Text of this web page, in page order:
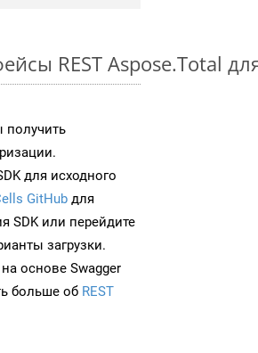
REST Aspose.Total
получить
для исходного
GitHub для
SDK или перейдите
загрузки.
основе Swagger
больше об REST